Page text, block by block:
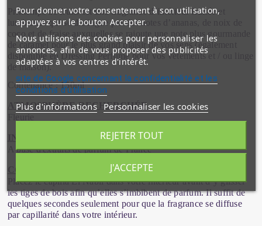
Printemps de fruits est une fragrance d’intérieur fruitée et
lumineuse qui se distingue par des notes d’ananas, de noix de
coco et de fraise auxquelles se rajoute une note plus gourmande
de caramel pour le plus grand plaisir de vos sens (également
disponible en Dressing Perfume pour vos vêtements et / ou linge
de maison).
Contenance : 150ml
ATMOSPHÈRE RECHERCHÉE
A base d'extraits de parfum de France
CONSEILS D'UTILISATION
Placez le capilla El Nabil dans votre intérieur avant d’y glisser
les tiges de bois afin qu’elles s’imbibent de parfum. Il suffit de
quelques secondes seulement pour que la fragrance se diffuse
par capillarité dans votre intérieur.
Pour donner votre consentement à son utilisation,
appuyez sur le bouton Accepter.
Nous utilisons des cookies pour personnaliser les
annonces, afin de vous proposer des publicités
adaptées à vos centres d'intérêt.
site de Google concernant la confidentialité et les
conditions d'utilisation
Plus d'informations Personnaliser les cookies
REJETER TOUT
J'ACCEPTE